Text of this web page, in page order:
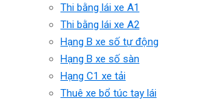
Thi bằng lái xe A1
Thi bằng lái xe A2
Hạng B xe số tự động
Hạng B xe số sàn
Hạng C1 xe tải
Thuê xe bổ túc tay lái